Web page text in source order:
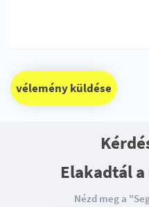
vélemény küldése
Elakadtál
Nézd meg a